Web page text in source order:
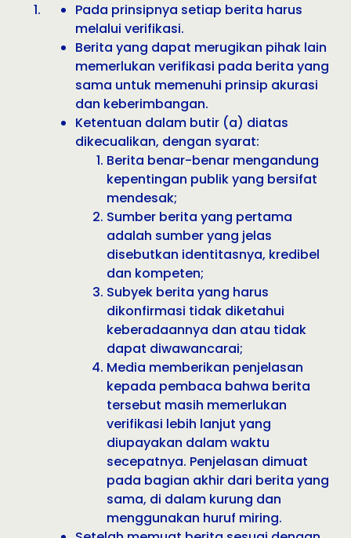
Pada prinsipnya setiap berita harus
melalui verifikasi.
Berita yang dapat merugikan pihak lain
memerlukan verifikasi pada berita yang
sama untuk memenuhi prinsip akurasi
dan keberimbangan.
Ketentuan dalam butir (a) diatas
dikecualikan, dengan syarat:
Berita benar-benar mengandung
kepentingan publik yang bersifat
mendesak;
Sumber berita yang pertama
adalah sumber yang jelas
disebutkan identitasnya, kredibel
dan kompeten;
Subyek berita yang harus
dikonfirmasi tidak diketahui
keberadaannya dan atau tidak
dapat diwawancarai;
Media memberikan penjelasan
kepada pembaca bahwa berita
tersebut masih memerlukan
verifikasi lebih lanjut yang
diupayakan dalam waktu
secepatnya. Penjelasan dimuat
pada bagian akhir dari berita yang
sama, di dalam kurung dan
menggunakan huruf miring.